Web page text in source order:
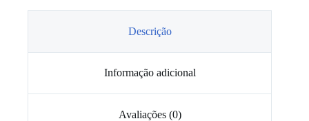
Descrição
Informação adicional
Avaliações (0)